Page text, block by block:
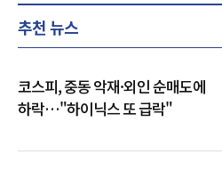
추천 뉴스
코스피, 중동 악재·외인 순매도에
하락…"하이닉스 또 급락"